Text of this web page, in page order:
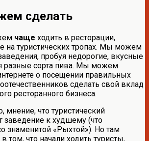
сделать
чаще ходить в ресторации,
на туристических тропах. Мы можем
пробуя недорогие, вкусные
разные сорта пива. Мы можем
о посещении правильных
сделать свой вклад
ресторанного бизнеса.
мнение, что туристический
заведение к худшему (что
знаменитой «Рыхтой»). Но там
том, что начали ходить туристы,